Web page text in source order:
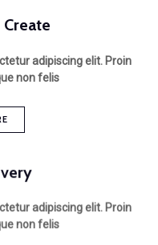
adipiscing elit. Proin
non felis
adipiscing elit. Proin
non felis